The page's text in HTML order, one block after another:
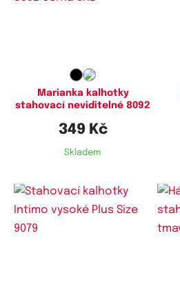
Marianka kalhotky
stahovací neviditelné 8092
349 Kč
Skladem